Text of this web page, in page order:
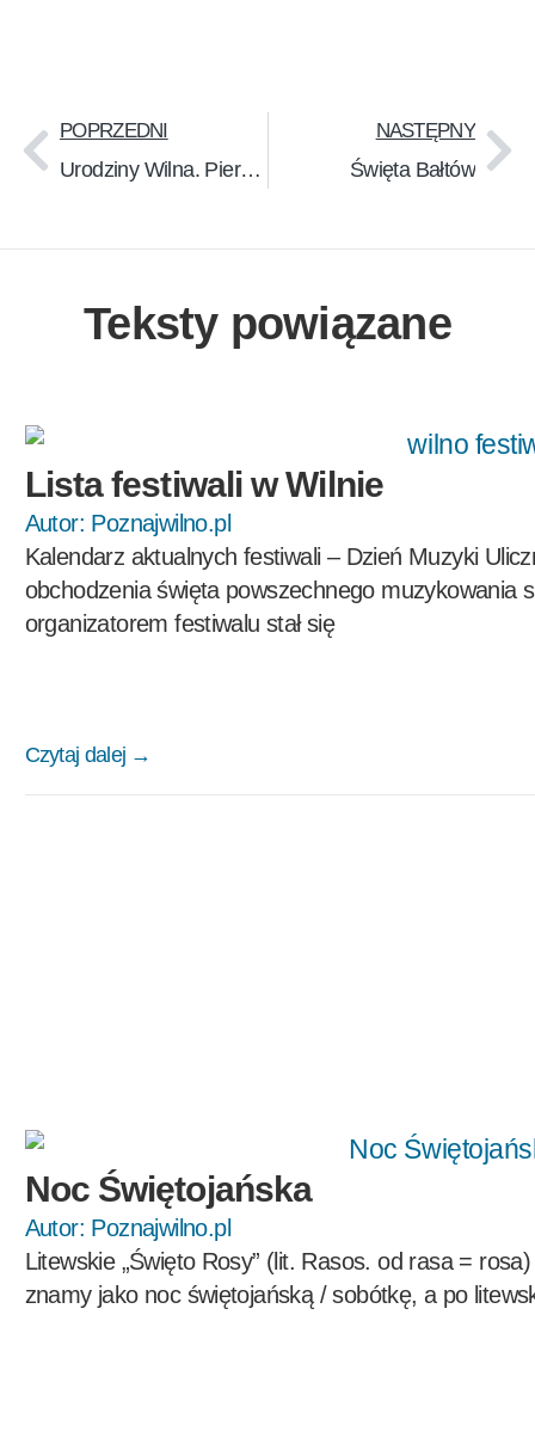
POPRZEDNI
Urodziny Wilna. Pierwsza wzmianka o Wilnie
NASTĘPNY
Święta Bałtów
Teksty powiązane
Lista festiwali w Wilnie
Autor: Poznajwilno.pl
Kalendarz aktualnych festiwali – Dzień Muzyki
obchodzenia święta powszechnego muzykowania
organizatorem festiwalu stał się
Czytaj dalej →
Noc Świętojańska
Autor: Poznajwilno.pl
Litewskie „Święto Rosy” (lit. Rasos. od rasa =
znamy jako noc świętojańską / sobótkę, a po